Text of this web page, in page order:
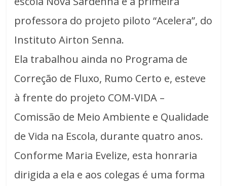
professora do projeto piloto “Acelera”, do
Instituto Airton Senna.
Ela trabalhou ainda no Programa de
Correção de Fluxo, Rumo Certo e, esteve
à frente do projeto COM-VIDA –
Comissão de Meio Ambiente e Qualidade
de Vida na Escola, durante quatro anos.
Conforme Maria Evelize, esta honraria
dirigida a ela e aos colegas é uma forma